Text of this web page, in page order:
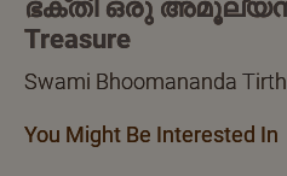
ഭക്തി ഒരു
Treasure
Swami Bhoomananda
You Might Be Interested In